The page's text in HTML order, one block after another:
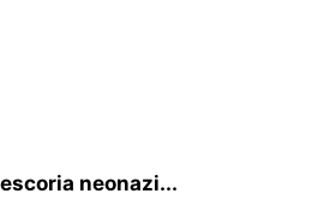
neonazi...